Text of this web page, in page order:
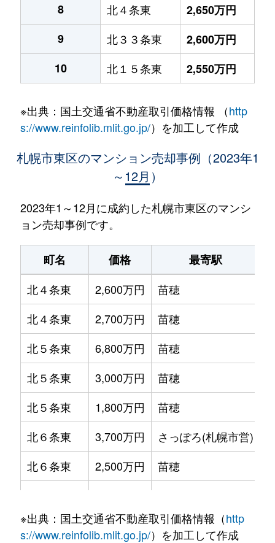
8
北４条東
2,650万円
9
北３３条東
2,600万円
10
北１５条東 2,550万円
※出典：国土交通省不動産取引価格情報 （http
s://www.reinfolib.mlit.go.jp/）を加工して作成
札幌市東区のマンション売却事例（2023年1
～12月）
2023年1～12月に成約した札幌市東区のマンシ
ョン売却事例です。
町名 価格 最寄駅
北４条東
2,600万円 苗穂
北４条東
2,700万円 苗穂
北５条東
6,800万円 苗穂
北５条東
3,000万円 苗穂
北５条東
1,800万円 苗穂
北６条東
3,700万円 さっぽろ(札幌市営)
北６条東
2,500万円 苗穂
北６条東
3,400万円 東区役所前
※出典：国土交通省不動産取引価格情報（http
s://www.reinfolib.mlit.go.jp/）を加工して作成